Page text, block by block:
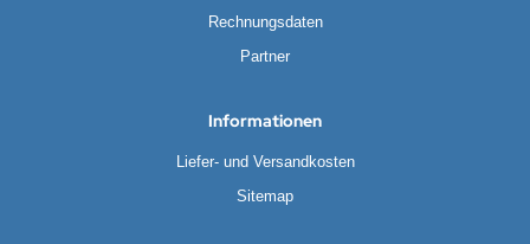
Rechnungsdaten
Partner
Informationen
Liefer- und Versandkosten
Sitemap